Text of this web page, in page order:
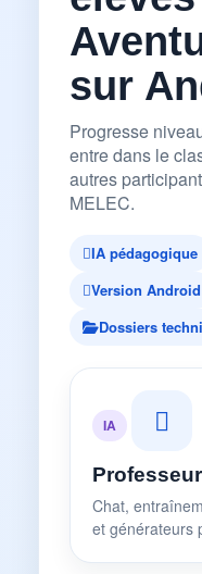
sur
Progresse
entre dans le
autres
MELEC.
IA pédagogique
Version Android
Dossiers
IA
Chat,
et générateurs